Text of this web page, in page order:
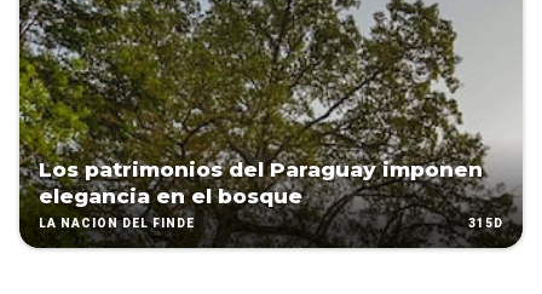
Los patrimonios del Paraguay imponen
elegancia en el bosque
LA NACIÓN DEL FINDE 315D